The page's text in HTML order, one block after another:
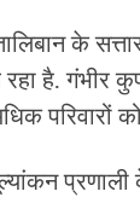
के
है. गंभीर
को